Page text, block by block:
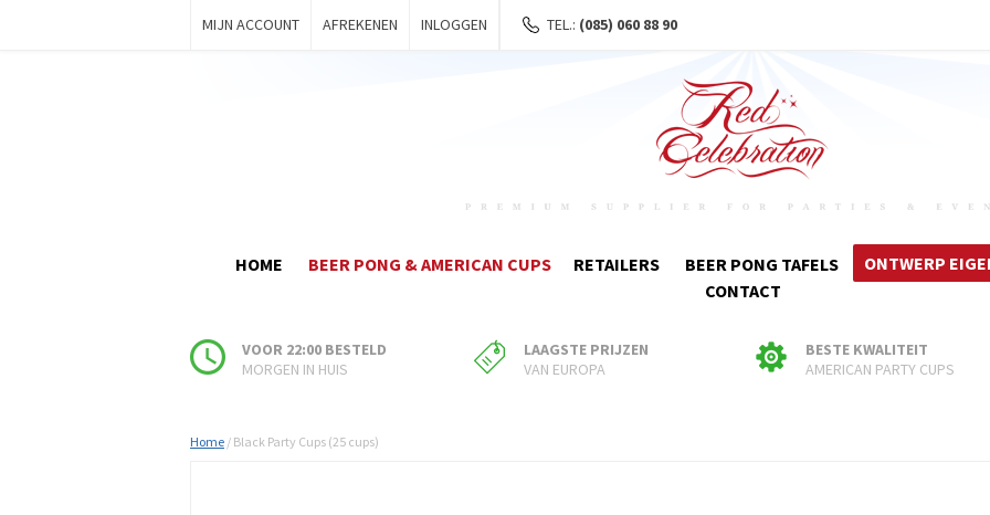
MIJN ACCOUNT AFREKENEN INLOGGEN TEL.: (085) 060 88 90
HOME BEER PONG & AMERICAN CUPS RETAILERS BEER PONG TAFELS ONTWERP
CONTACT
VOOR 22:00 BESTELD
MORGEN IN HUIS
LAAGSTE PRIJZEN
VAN EUROPA
BESTE KWALITEIT
AMERICAN PARTY CUPS
Home / Black Party Cups (25 cups)